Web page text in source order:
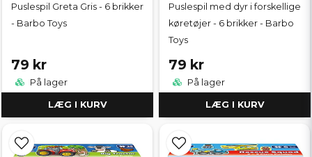
Puslespil Greta Gris - 6 brikker
- Barbo Toys
79 kr
På lager
LÆG I KURV
Puslespil med dyr i forskellige
køretøjer - 6 brikker - Barbo
Toys
79 kr
På lager
LÆG I KURV